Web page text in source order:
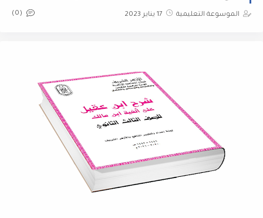
الموسوعة التعليمية 17 يناير 2023 (0)